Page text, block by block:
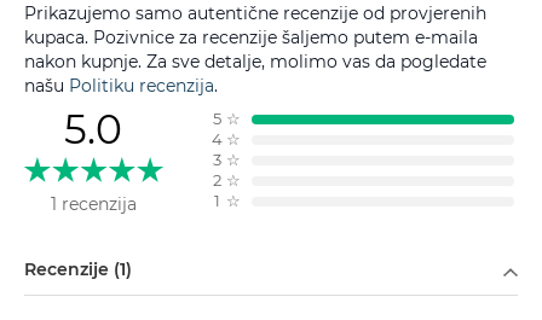
Prikazujemo samo autentične recenzije od provjerenih
kupaca. Pozivnice za recenzije šaljemo putem e-maila
nakon kupnje. Za sve detalje, molimo vas da pogledate
našu Politiku recenzija.
5.0
1 recenzija
5 ☆
4 ☆
3 ☆
2 ☆
1 ☆
Recenzije (1)